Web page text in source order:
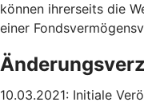
können ihrerseits die
einer
10.03.2021: Initiale